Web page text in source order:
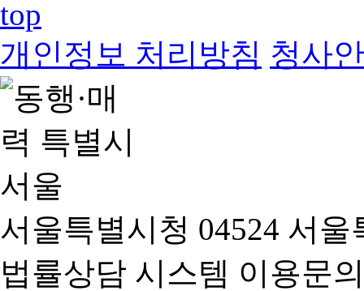
개인정보 처리방침 청사
서울특별시청 04524 서
법률상담 시스템 이용문